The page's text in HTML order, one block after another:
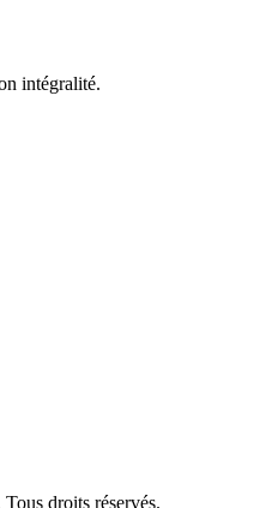
intégralité.
droits réservés.